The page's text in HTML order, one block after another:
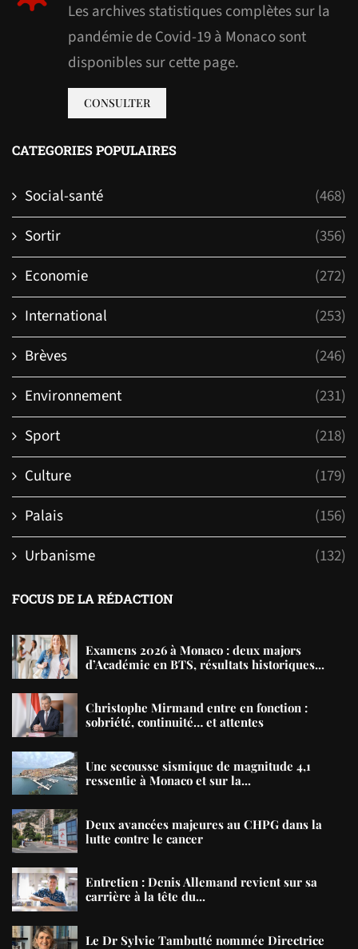
Les archives statistiques complètes sur la
pandémie de Covid-19 à Monaco sont
disponibles sur cette page.
CONSULTER
CATEGORIES POPULAIRES
Social-santé
(468)
Sortir
(356)
Economie
(272)
International
(253)
Brèves
(246)
Environnement
(231)
Sport
(218)
Culture
(179)
Palais
(156)
Urbanisme
(132)
FOCUS DE LA RÉDACTION
Examens 2026 à Monaco : deux majors
d’Académie en BTS, résultats historiques...
Christophe Mirmand entre en fonction :
sobriété, continuité… et attentes
Une secousse sismique de magnitude 4,1
ressentie à Monaco et sur la...
Deux avancées majeures au CHPG dans la
lutte contre le cancer
Entretien : Denis Allemand revient sur sa
carrière à la tête du...
Le Dr Sylvie Tambutté nommée Directrice